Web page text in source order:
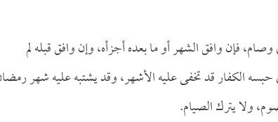
فإن وافق الشهر أو ما بعده أجزأه، وإن وافق قبله لم
الكفار قد تخفى عليه الأشهر، وقد يشتبه عليه شهر
ولا يترك الصيام.